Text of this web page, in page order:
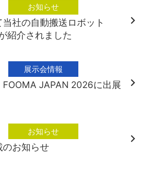
お知らせ
社の自動搬送ロボット
紹介されました
展示会情報
FOOMA JAPAN 2026に出展
お知らせ
のお知らせ